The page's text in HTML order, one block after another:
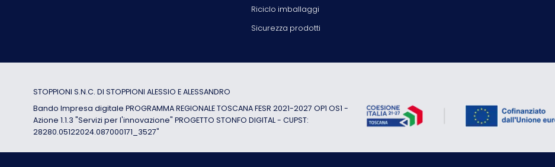
Riciclo imballaggi
Sicurezza prodotti
STOPPIONI S.N.C. DI STOPPIONI ALESSIO E ALESSANDRO
Bando Impresa digitale PROGRAMMA REGIONALE TOSCANA FESR 2021-2027 OP1 OS1 -
Azione 1.1.3 "Servizi per l'innovazione" PROGETTO STONFO DIGITAL - CUPST:
28280.05122024.087000171_3527"